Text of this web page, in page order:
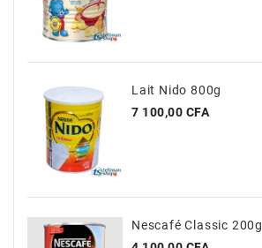
Lait Nido 800g
Prix
7 100,00 CFA
Nescafé Classic 200g